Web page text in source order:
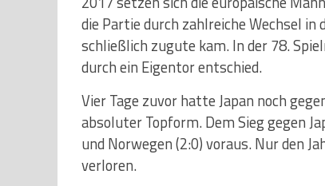
die Partie durch zahlreiche Wechsel
schließlich zugute kam. In der 78.
durch ein Eigentor entschied.
Vier Tage zuvor hatte Japan noch
absoluter Topform. Dem Sieg gegen
und Norwegen (2:0) voraus. Nur den
verloren.